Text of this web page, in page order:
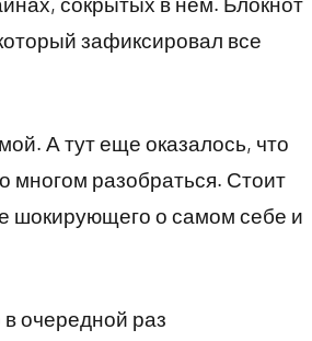
зафиксировал все
А тут еще оказалось, что
многом разобраться. Стоит
шокирующего о самом себе и
очередной раз